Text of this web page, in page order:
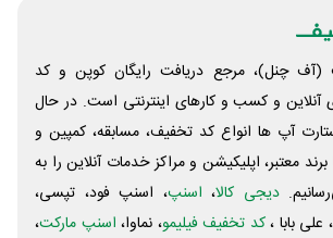
(آف چنل)، مرجع دریافت رایگان کوپن و کد
آنلاین و کسب و‌ کارهای اینترنتی است. در حال
آپ ها انواع کد تخفیف، مسابقه، کمپین و
معتبر، اپلیکیشن و مراکز خدمات آنلاین را به
دیجی کالا، اسنپ، اسنپ فود، تپسی،
بابا ،کد تخفیف فیلیمو، نماوا، اسنپ مارکت،